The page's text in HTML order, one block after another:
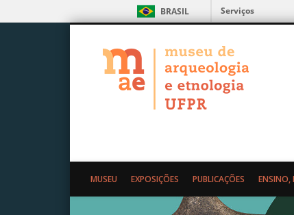
BRASIL Serviços
MAE – Museu de
MUSEU EXPOSIÇÕES PUBLICAÇÕES ENSINO,